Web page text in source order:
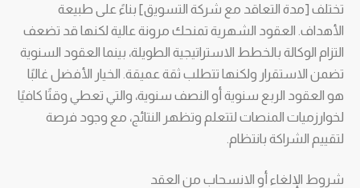
تختلف [مدة التعاقد مع شركة التسويق] بناءً على طبيعة
الأهداف. العقود الشهرية تمنحك مرونة عالية لكنها قد تضعف
التزام الوكالة بالخطط الاستراتيجية الطويلة، بينما العقود السنوية
تضمن الاستقرار ولكنها تتطلب ثقة عميقة. الخيار الأفضل غالبًا
هو العقود الربع سنوية أو النصف سنوية، والتي تعطي وقتًا كافيًا
لخوارزميات المنصات لتتعلم وتظهر النتائج، مع وجود فرصة
لتقييم الشراكة بانتظام.
شروط الإلغاء أو الانسحاب من العقد